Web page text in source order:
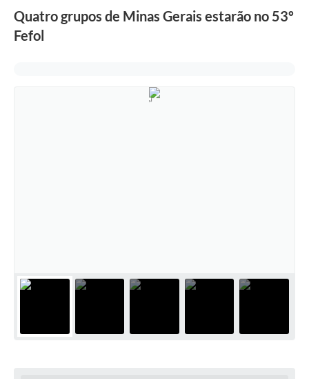
Quatro grupos de Minas Gerais estarão no 53º
Fefol